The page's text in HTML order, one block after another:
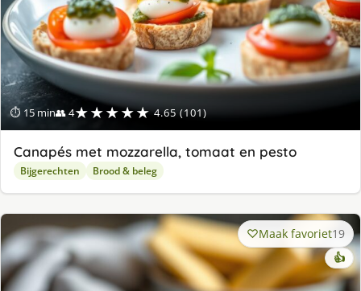
⏱ 15 min👥 4★★★★★ 4.65 (101)
Canapés met mozzarella, tomaat en pesto
Bijgerechten Brood & beleg
Maak favoriet19
👍